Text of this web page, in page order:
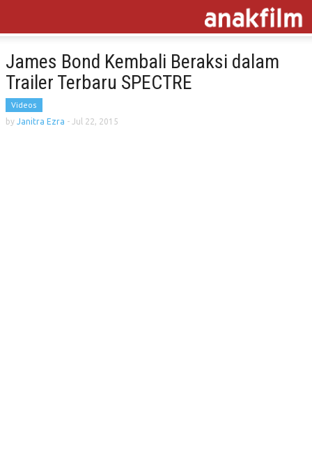
James Bond Kembali Beraksi dalam
Trailer Terbaru SPECTRE
Videos
by Janitra Ezra - Jul 22, 2015